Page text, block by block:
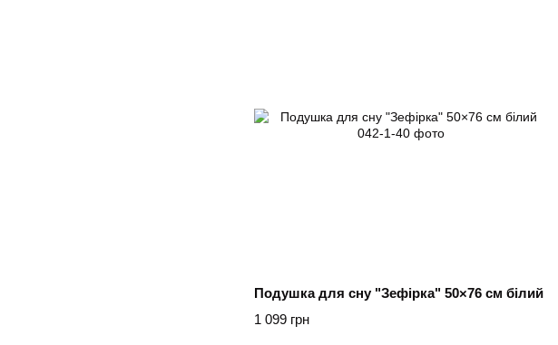
Подушка для сну "Зефірка" 50×76 см білий
1 099 грн